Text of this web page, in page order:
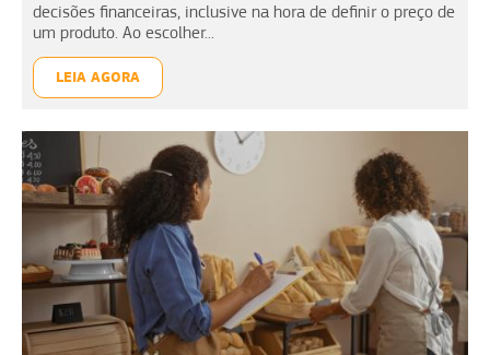
decisões financeiras, inclusive na hora de definir o preço de
um produto. Ao escolher...
LEIA AGORA